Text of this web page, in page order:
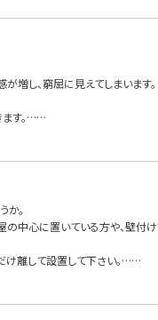
増し、窮屈に見えてしまいます。
ます。……
か。
の中心に置いている方や、壁付
け離して設置して下さい。……